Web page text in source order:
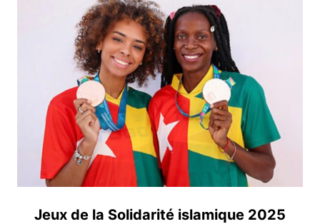
Jeux de la Solidarité islamique 2025